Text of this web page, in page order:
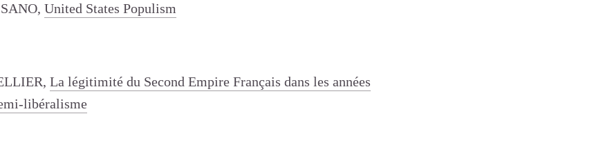
United States Populism
La légitimité du Second Empire Français dans les années
libéralisme